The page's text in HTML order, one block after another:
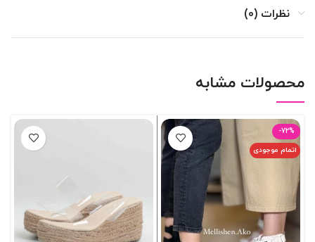
نظرات (0)
محصولات مشابه
-72%
اتمام موجودی